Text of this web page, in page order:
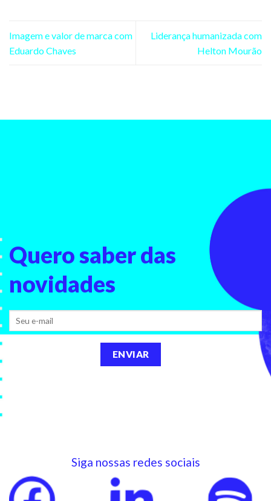
Imagem e valor de marca com
Eduardo Chaves
Liderança humanizada com
Helton Mourão
Quero saberdas
novidades
Siga nossas redes sociais